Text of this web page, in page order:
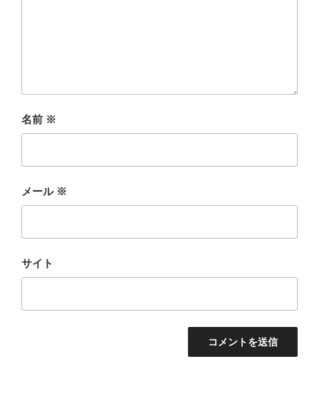
名前 ※
メール ※
サイト